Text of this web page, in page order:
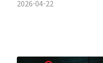
2026-04-22